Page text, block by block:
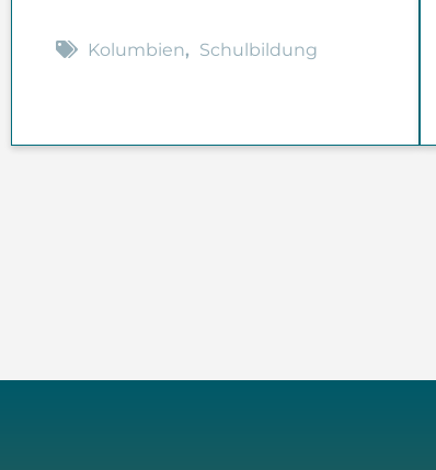
Kolumbien, Schulbildung